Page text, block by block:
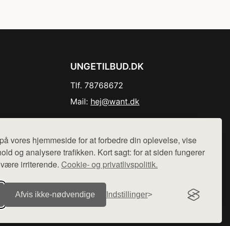
vores hjemmeside for at forbedre din oplevelse, vise
og analysere trafikken. Kort sagt: for at siden fungerer
irriterende. Cookie- og privatlivspolitik.
Afvis ikke‑nødvendige Indstillinger
UNGETILBUD.DK
Tlf. 78768672
Mail: hej@want.dk
sælges ikke varer fra denne side - vi henviser til de shops,